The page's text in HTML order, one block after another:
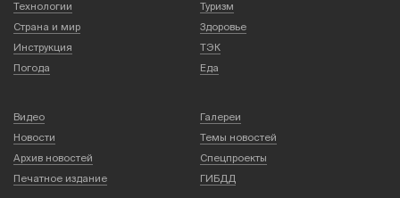
Технологии
Туризм
Страна и мир
Здоровье
Инструкция
ТЭК
Погода
Еда
Видео
Галереи
Новости
Темы новостей
Архив новостей
Спецпроекты
Печатное издание
ГИБДД